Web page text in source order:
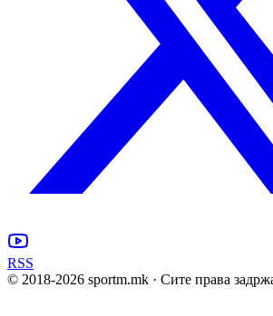
RSS
© 2018-2026 sportm.mk · Сите права